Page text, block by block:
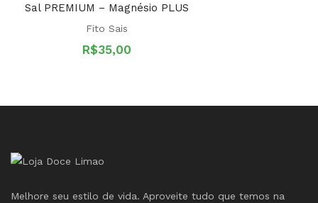
Sal PREMIUM – Magnésio PLUS
Fito Sais
R$35,00
Melhore seu estilo de vida. Aproveite tudo que temos na